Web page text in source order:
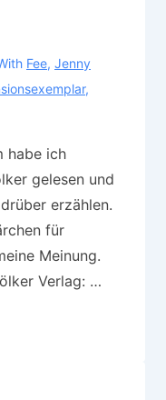
Fee, Jenny
,
habe ich
gelesen und
erzählen.
für
Meinung.
Verlag: …